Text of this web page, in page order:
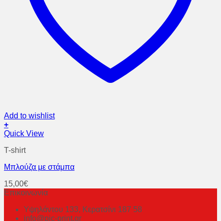
Add to wishlist
+
Αυτό
προϊόν
πολλαπλές
Οι
επιλογές
Quick View
T-shirt
Μπλούζα με στάμπα
15,00€
Επικοινωνία
Υψηλάντου 133, Κερατσίνι 187 58
info@pic-print.gr